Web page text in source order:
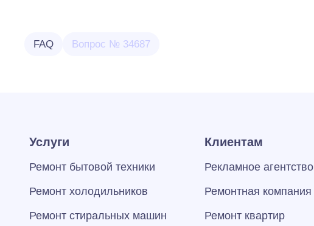
FAQ Вопрос № 34687
Услуги
Ремонт бытовой техники
Ремонт холодильников
Ремонт стиральных машин
Клиентам
Рекламное агентство
Ремонтная компания
Ремонт квартир